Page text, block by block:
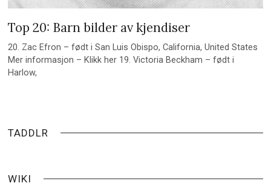
Top 20: Barn bilder av kjendiser
20. Zac Efron – født i San Luis Obispo, California, United States
Mer informasjon – Klikk her 19. Victoria Beckham – født i
Harlow,
TADDLR
WIKI